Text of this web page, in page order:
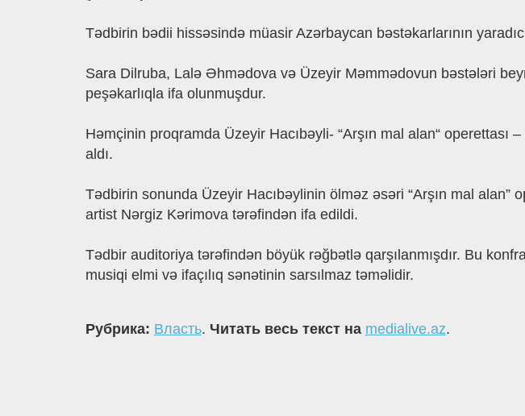
Tədbirin bədii hissəsində müasir Azərbaycan bəstəkarlarının
Sara Dilruba, Lalə Əhmədova və Üzeyir Məmmədovun bəstələri
peşəkarlıqla ifa olunmuşdur.
Həmçinin proqramda Üzeyir Hacıbəyli- “Arşın mal alan“
aldı.
Tədbirin sonunda Üzeyir Hacıbəylinin ölməz əsəri “Arşın mal
artist Nərgiz Kərimova tərəfindən ifa edildi.
Tədbir auditoriya tərəfindən böyük rəğbətlə qarşılanmışdır. Bu
musiqi elmi və ifaçılıq sənətinin sarsılmaz təməlidir.
Рубрика: Власть. Читать весь текст на medialive.az.